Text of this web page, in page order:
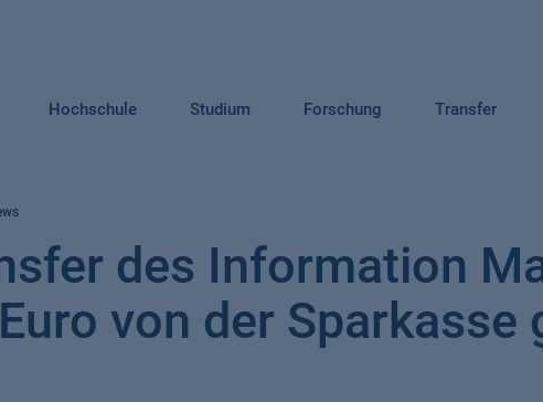
Hochschule Studium Forschung Transfer
des Information
von der Sparkasse